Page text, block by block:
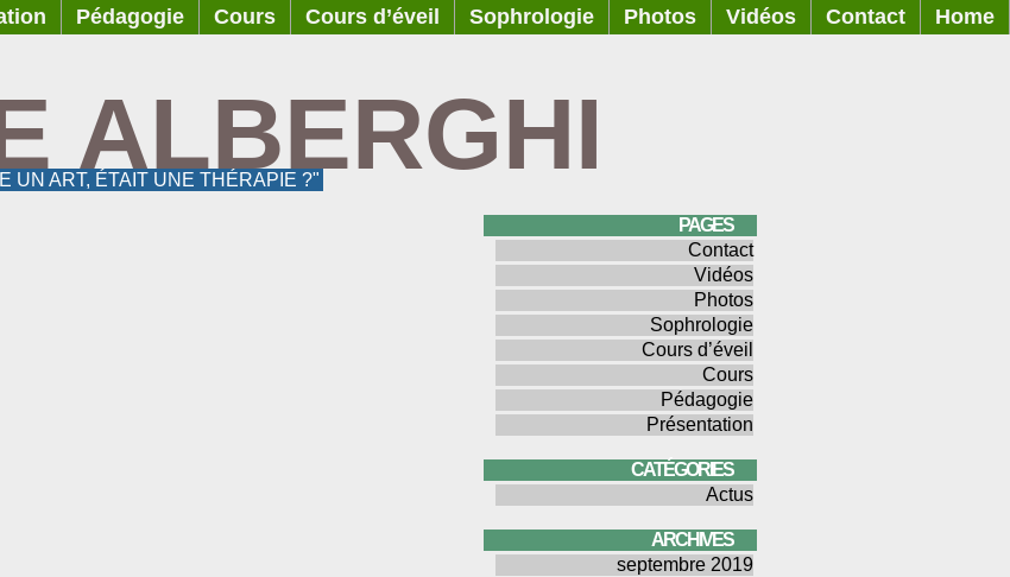
Home
Contact
Vidéos
Photos
Sophrologie
Cours d’éveil
Cours
Pédagogie
ALBERGHI
UN ART, ÉTAIT UNE THÉRAPIE ?"
PAGES
Contact
Vidéos
Photos
Sophrologie
Cours d’éveil
Cours
Pédagogie
Présentation
CATÉGORIES
Actus
ARCHIVES
septembre 2019